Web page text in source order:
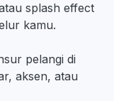
splash effect
kamu.
pelangi di
aksen, atau